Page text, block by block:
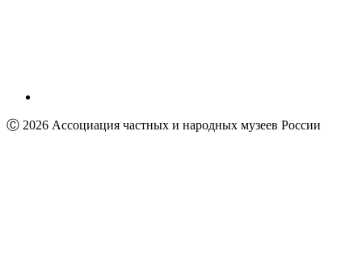
Ⓒ 2026 Ассоциация частных и народных музеев России